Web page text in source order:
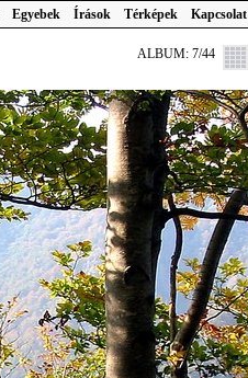
Egyebek Írások Térképek Kapcsolat
ALBUM: 7/44